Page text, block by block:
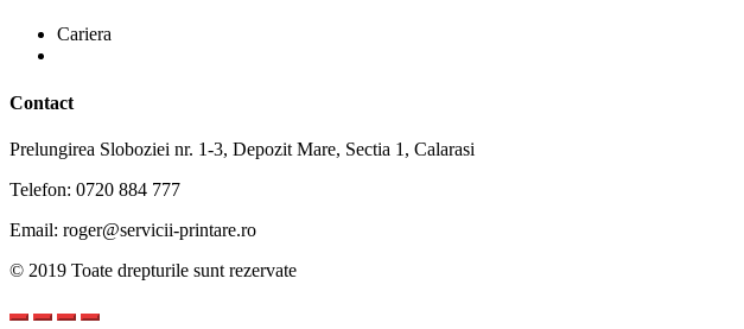
Cariera
Contact
Prelungirea Sloboziei nr. 1-3, Depozit Mare, Sectia 1, Calarasi
Telefon: 0720 884 777
Email: roger@servicii-printare.ro
© 2019 Toate drepturile sunt rezervate